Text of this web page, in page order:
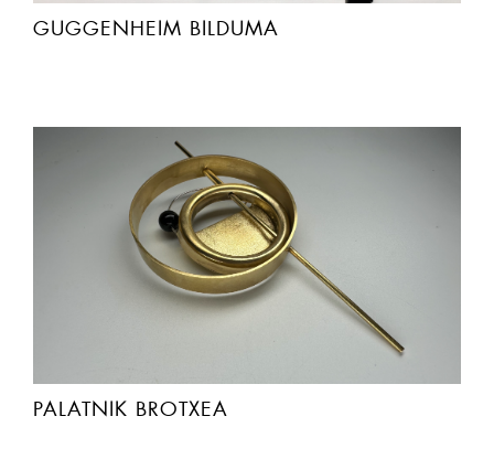
GUGGENHEIM BILDUMA
PALATNIK BROTXEA